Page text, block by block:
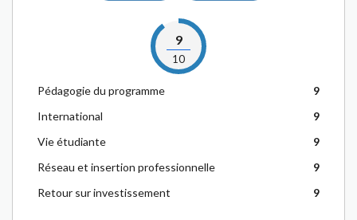
9
10
Pédagogie du programme
9
International
9
Vie étudiante
9
Réseau et insertion professionnelle
9
Retour sur investissement
9